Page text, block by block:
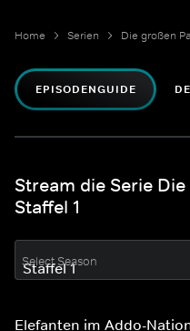
Home Serien Die großen
EPISODENGUIDE
Stream die Serie
Staffel 1
Select Season
Elefanten im Addo-